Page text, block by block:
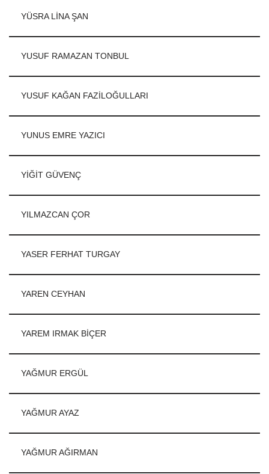
YÜSRA LİNA ŞAN
YUSUF RAMAZAN TONBUL
YUSUF KAĞAN FAZİLOĞULLARI
YUNUS EMRE YAZICI
YİĞİT GÜVENÇ
YILMAZCAN ÇOR
YASER FERHAT TURGAY
YAREN CEYHAN
YAREM IRMAK BİÇER
YAĞMUR ERGÜL
YAĞMUR AYAZ
YAĞMUR AĞIRMAN